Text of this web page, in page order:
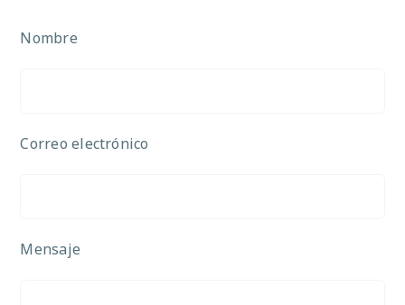
Nombre
Correo electrónico
Mensaje